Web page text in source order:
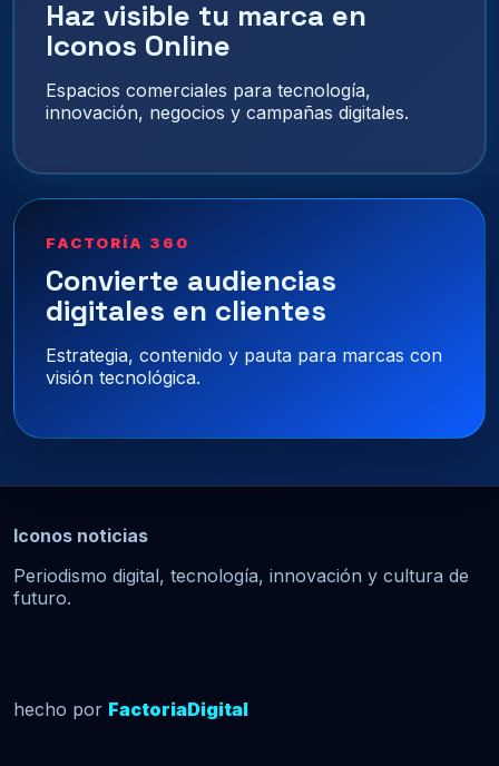
Haz visible tu marca en
Iconos Online
Espacios comerciales para tecnología,
innovación, negocios y campañas digitales.
FACTORÍA 360
Convierte audiencias
digitales en clientes
Estrategia, contenido y pauta para marcas con
visión tecnológica.
Iconos noticias
Periodismo digital, tecnología, innovación y cultura de
futuro.
hecho por FactoriaDigital